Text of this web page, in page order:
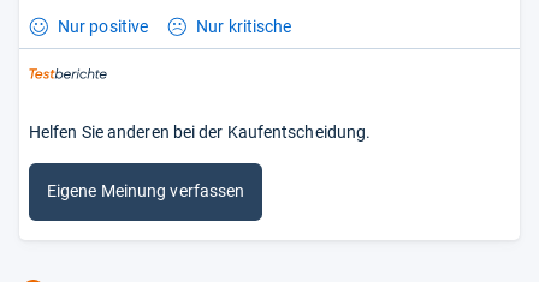
Nur positive Nur kritische
Helfen Sie anderen bei der Kaufentscheidung.
Eigene Meinung verfassen